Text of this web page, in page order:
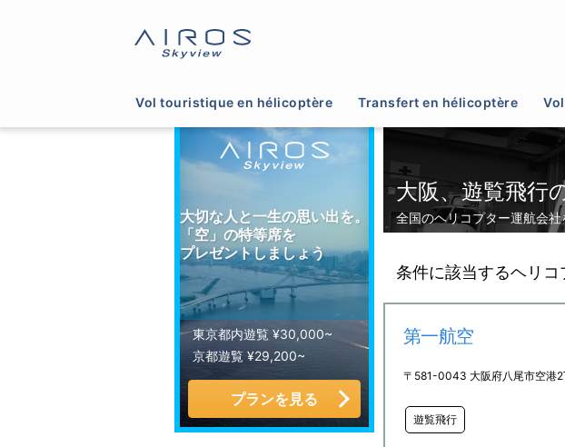
Vol touristique en hélicoptère Transfert en hélicoptère
大切な人と一生の思い出を。
「空」の特等席を
プレゼントしましょう
東京都内遊覧 ¥30,000~
京都遊覧 ¥29,200~
プランを見る
大阪、遊覧飛行
全国のヘリコプター運航会社
条件に該当するヘリ
第一航空
〒581-0043 大阪府八尾市空港2
遊覧飛行